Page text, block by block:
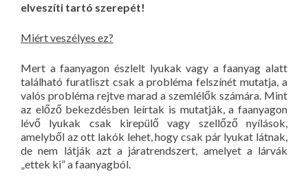
elveszíti tartó szerepét!
Miért veszélyes ez?
Mert a faanyagon észlelt lyukak vagy a faanyag alatt
található furatliszt csak a probléma felszínét mutatja, a
valós probléma rejtve marad a szemlélők számára. Mint
az előző bekezdésben leírtak is mutatják, a faanyagon
lévő lyukak csak kirepülő vagy szellőző nyílások,
amelyből az ott lakók lehet, hogy csak pár lyukat látnak,
de nem látják azt a járatrendszert, amelyet a lárvák
„ettek ki” a faanyagból.